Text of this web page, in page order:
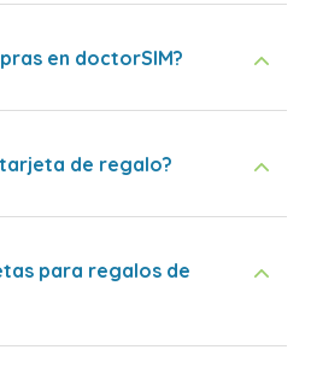
en doctorSIM?
de regalo?
para regalos de